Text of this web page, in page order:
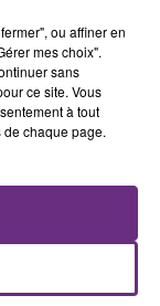
ou affiner en
mes choix".
sans
ce site. Vous
à tout
chaque page.